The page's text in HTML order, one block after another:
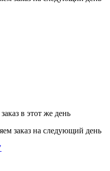
в этот же день
заказ на следующий день